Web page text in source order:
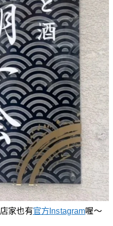
店家也有官方Instagram喔～